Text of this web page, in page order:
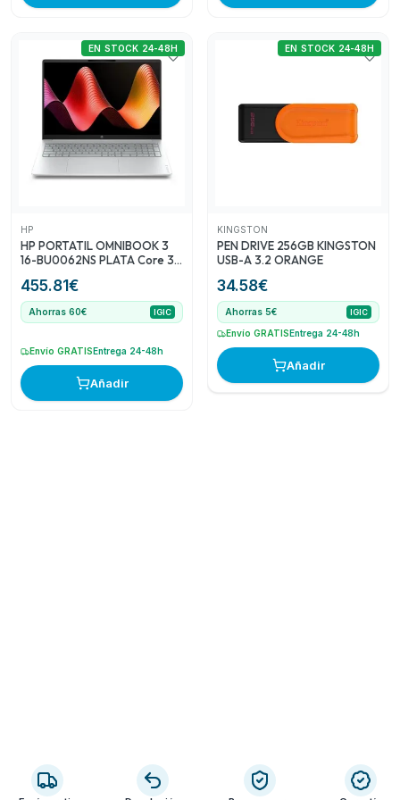
HP
HP PORTATIL OMNIBOOK 3
16-BU0062NS PLATA Core 3-
FREEDOS
455.81€
EN STOCK 24-48H
Ahorras 60€ IGIC
Envío GRATIS Entrega 24-48h
Añadir
KINGSTON
PEN DRIVE 256GB KINGSTON
USB-A 3.2 ORANGE
34.58€
EN STOCK 24-48H
Ahorras 5€ IGIC
Envío GRATIS Entrega 24-48h
Añadir